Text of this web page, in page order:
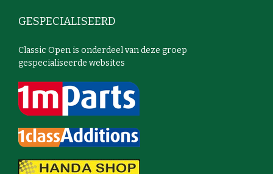
GESPECIALISEERD
Classic Open is onderdeel van deze groep
gespecialiseerde websites